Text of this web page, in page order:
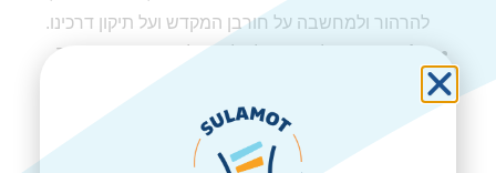
להרהור ולמחשבה על חורבן המקדש ועל תיקון דרכינו.
כל האמור לעיל הוא לגבי שמיעת מוזיקה
ממכשיר אלקטרוני, אולם לגבי כלי נגינה יש להימנע
לגמרי (וניתן להקל רק לצורך לימוד או פרנסה, אם כי
בתשעת הימים ראוי להחמיר גם בכך).